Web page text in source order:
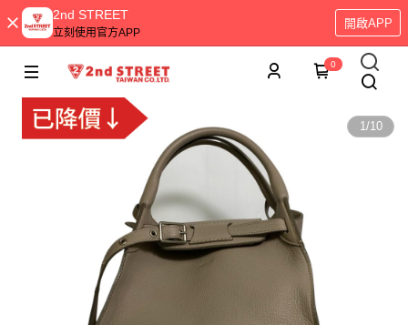
2nd STREET
立刻使用官方APP
開啟APP
0
1/10